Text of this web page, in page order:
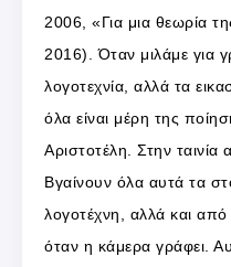
2006, «Για μια θεωρία
2016). Όταν μιλάμε για
λογοτεχνία, αλλά τα
όλα είναι μέρη της
Αριστοτέλη. Στην ταινία
Βγαίνουν όλα αυτά τα
λογοτέχνη, αλλά και
όταν η κάμερα γράφει.